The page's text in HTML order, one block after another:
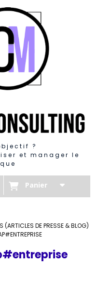
?
et manager le
Panier
(ARTICLES DE PRESSE & BLOG)